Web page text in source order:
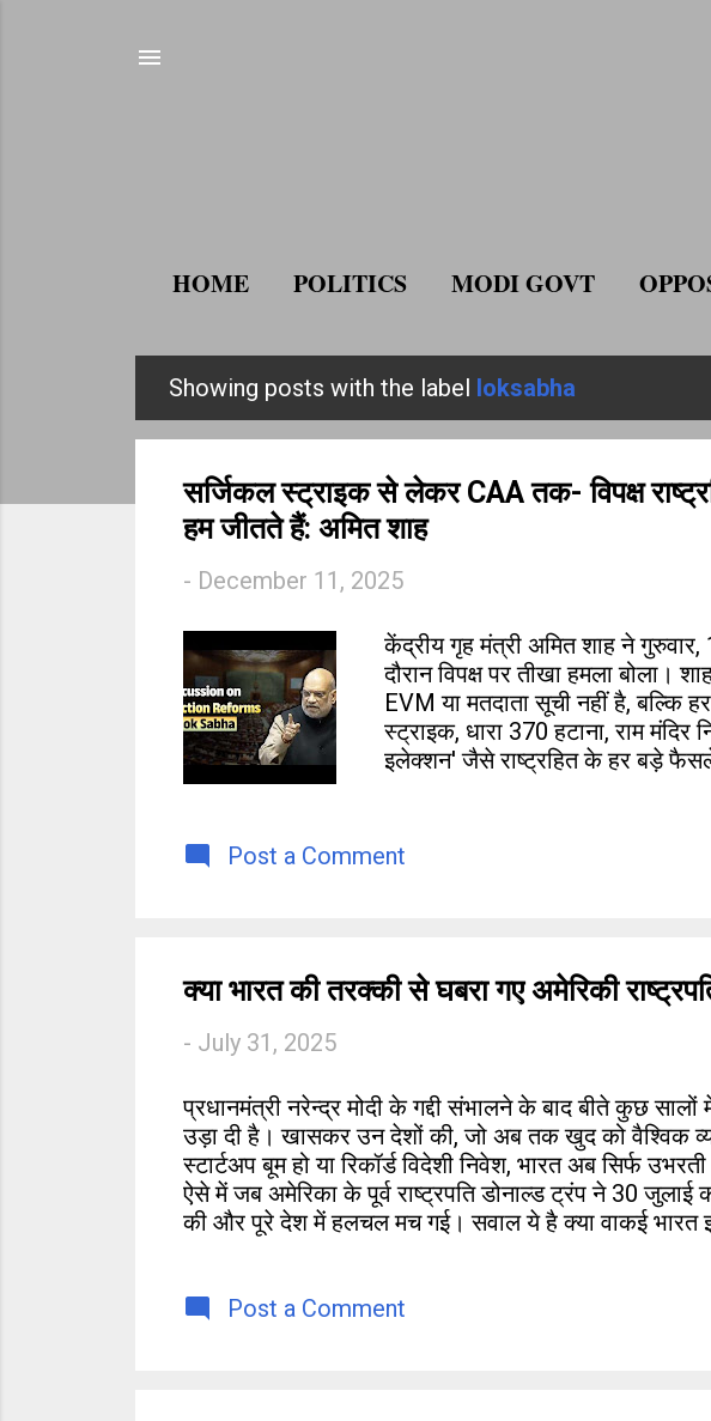
HOME POLITICS MODI GOVT
o
Showing posts with the label loksabha
सर्जिकल स्ट्राइक से लेकर CAA तक- विपक्ष
हम जीतते हैं: अमित शाह
- December 11, 2025
केंद्रीय गृह मंत्री अमित शाह ने
दौरान विपक्ष पर तीखा हमला बोला।
EVM या मतदाता सूची नहीं है, बल्कि
स्ट्राइक, धारा 370 हटाना, राम
इलेक्शन' जैसे राष्ट्रहित के हर बड़े
Post a Comment
क्या भारत की तरक्की से घबरा गए अमेरिकी
- July 31, 2025
प्रधानमंत्री नरेन्द्र मोदी के गद्दी संभालने के बाद बीते कुछ
उड़ा दी है। खासकर उन देशों की, जो अब तक खुद को वैश्विक
स्टार्टअप बूम हो या रिकॉर्ड विदेशी निवेश, भारत अब सिर्फ
ऐसे में जब अमेरिका के पूर्व राष्ट्रपति डोनाल्ड ट्रंप ने 30
की और पूरे देश में हलचल मच गई। सवाल ये है क्या वाकई भारत
Post a Comment